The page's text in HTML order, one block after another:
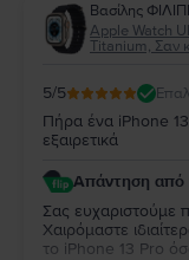
Βασίλης
Apple Watch
Titanium, Σαν
5/5
Πήρα ένα iPhone
εξαιρετικά
Απάντηση από
Σας ευχαριστούμε
Χαιρόμαστε
το iPhone 13 Pro